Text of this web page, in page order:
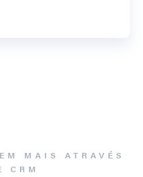
MAIS ATRAVÉS
CRM